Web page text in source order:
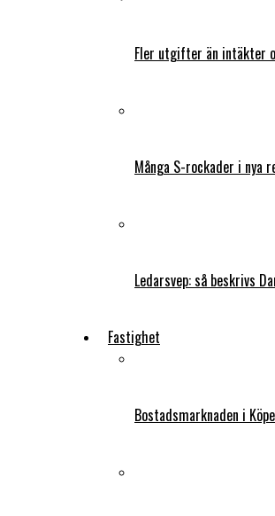
Fler utgifter än intäkter
Många S-rockader i nya
Ledarsvep: så beskrivs
Fastighet
Bostadsmarknaden i